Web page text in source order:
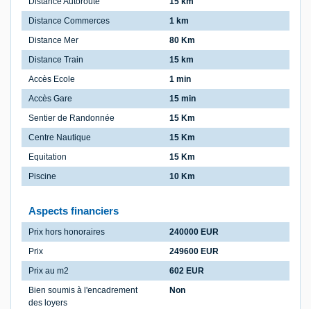
Distance Commerces
1 km
Distance Mer
80 Km
Distance Train
15 km
Accès Ecole
1 min
Accès Gare
15 min
Sentier de Randonnée
15 Km
Centre Nautique
15 Km
Equitation
15 Km
Piscine
10 Km
Aspects financiers
Prix hors honoraires
240000 EUR
Prix
249600 EUR
Prix au m2
602 EUR
Bien soumis à l'encadrement
des loyers
Non